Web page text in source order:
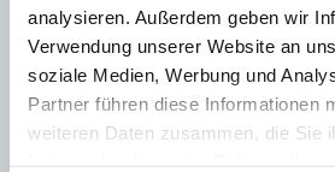
analysieren. Außerdem geben wir
Verwendung unserer Website an
soziale Medien, Werbung und
Partner führen diese Informationen
weiteren Daten zusammen, die Sie
Energieeffizienz